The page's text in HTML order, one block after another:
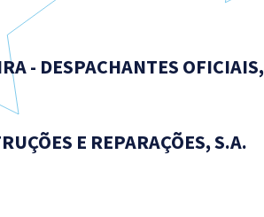
- DESPACHANTES OFICIAIS,
E REPARAÇÕES, S.A.